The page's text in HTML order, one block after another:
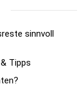
sinnvoll
Tipps